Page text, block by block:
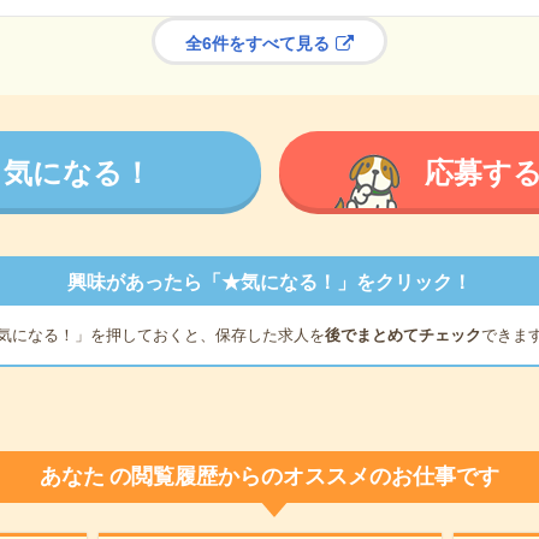
全6件をすべて見る
気になる！ 応募す
興味があったら「★気になる！」をクリック！
になる！」を押しておくと、保存した求人を後でまとめてチェックできま
あなた の閲覧履歴からのオススメのお仕事です